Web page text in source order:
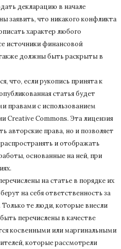
декларацию в начале
заявить, что никакого конфликта
характер любого
источники финансовой
должны быть раскрыты в
что, если рукопись принята к
статья будет
правами с использованием
Creative Commons. Эта лицензия
авторские права, но и позволяет
и отображать
основанные на ней, при
на статье в порядке их
на себя ответственность за
Только те люди, которые внесли
перечислены в качестве
косвенными или маргинальными
которые рассмотрели